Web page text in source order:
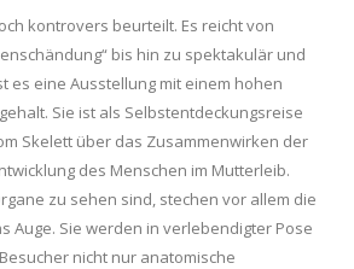
kontrovers beurteilt. Es reicht von
bis hin zu spektakulär und
es eine Ausstellung mit einem hohen
Sie ist als Selbstentdeckungsreise
Skelett über das Zusammenwirken der
des Menschen im Mutterleib.
zu sehen sind, stechen vor allem die
Auge. Sie werden in verlebendigter Pose
nicht nur anatomische